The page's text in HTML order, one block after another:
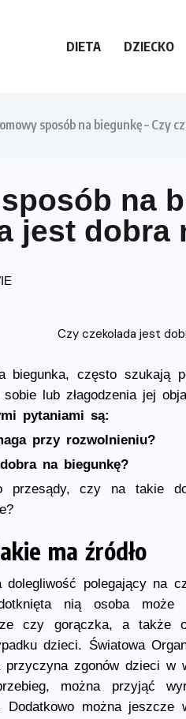
DIETA DZIECKO
sposób na biegunkę – Czy
na
jest dobra
biegunka, często szukają
lub złagodzenia jej
pytaniami są:
przy rozwolnieniu?
na biegunkę?
czy na takie
ma źródło
dolegliwość polegający na
nią osoba może
czy gorączka, a także
dzieci. Światowa
przyczyna zgonów dzieci w
można przyjąć
Dodatkowo można jeszcze